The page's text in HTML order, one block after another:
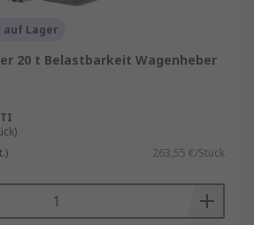
Lager
20 t Belastbarkeit Wagenheber
263,55 €/Stück